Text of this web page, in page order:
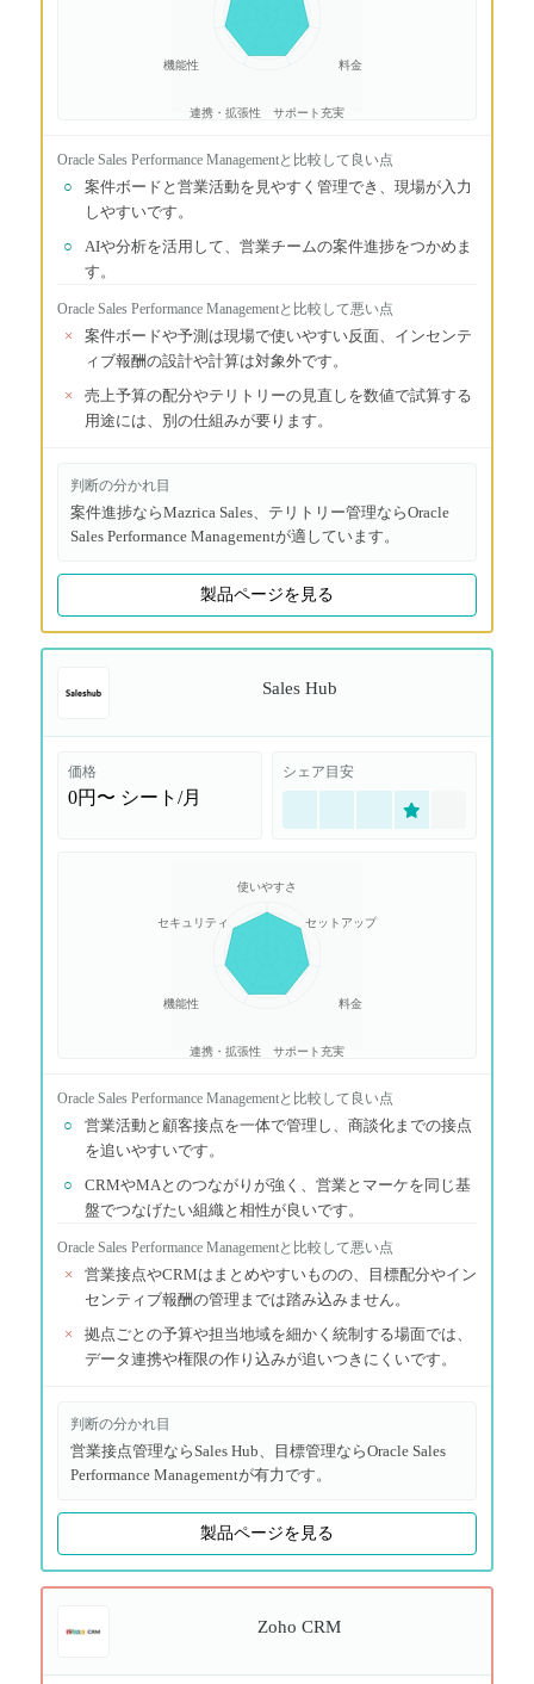
料金
サポート充実
連携・拡張性
機能性
Oracle Sales Performance Managementと比較して良い点
○
案件ボードと営業活動を見やすく管理でき、現場が入力
しやすいです。
○
AIや分析を活用して、営業チームの案件進捗をつかめま
す。
Oracle Sales Performance Managementと比較して悪い点
×
案件ボードや予測は現場で使いやすい反面、インセンテ
ィブ報酬の設計や計算は対象外です。
×
売上予算の配分やテリトリーの見直しを数値で試算する
用途には、別の仕組みが要ります。
判断の分かれ目
案件進捗ならMazrica Sales、テリトリー管理ならOracle
Sales Performance Managementが適しています。
製品ページを見る
Sales Hub
価格
0円〜 シート/月
シェア目安
使いやすさ
セットアップ
料金
サポート充実
連携・拡張性
機能性
セキュリティ
Oracle Sales Performance Managementと比較して良い点
○
営業活動と顧客接点を一体で管理し、商談化までの接点
を追いやすいです。
○
CRMやMAとのつながりが強く、営業とマーケを同じ基
盤でつなげたい組織と相性が良いです。
Oracle Sales Performance Managementと比較して悪い点
×
営業接点やCRMはまとめやすいものの、目標配分やイン
センティブ報酬の管理までは踏み込みません。
×
拠点ごとの予算や担当地域を細かく統制する場面では、
データ連携や権限の作り込みが追いつきにくいです。
判断の分かれ目
営業接点管理ならSales Hub、目標管理ならOracle Sales
Performance Managementが有力です。
製品ページを見る
Zoho CRM